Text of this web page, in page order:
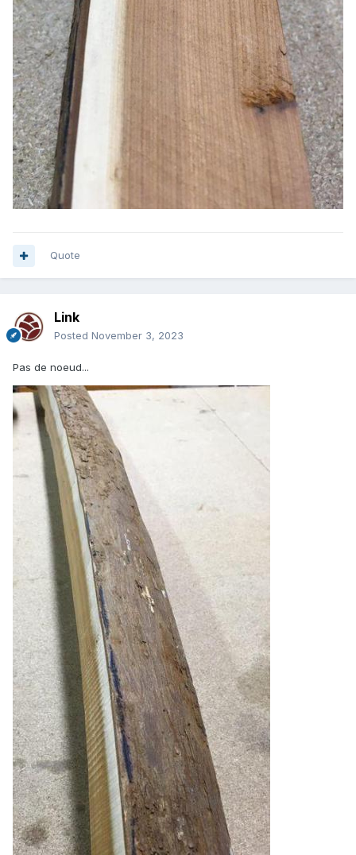
Quote
Link
Posted November 3, 2023
Pas de noeud...